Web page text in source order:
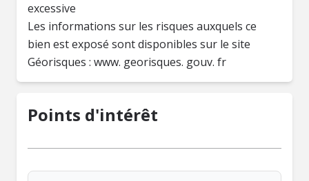
excessive
Les informations sur les risques auxquels ce
bien est exposé sont disponibles sur le site
Géorisques : www. georisques. gouv. fr
Points d'intérêt